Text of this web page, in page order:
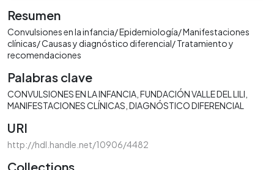
Resumen
Convulsiones en la infancia/ Epidemiología/ Manifestaciones
clínicas/ Causas y diagnóstico diferencial/ Tratamiento y
recomendaciones
Palabras clave
CONVULSIONES EN LA INFANCIA FUNDACIÓN VALLE DEL LILI
MANIFESTACIONES CLÍNICAS DIAGNÓSTICO DIFERENCIAL
URI
http://hdl.handle.net/10906/4482
Collections